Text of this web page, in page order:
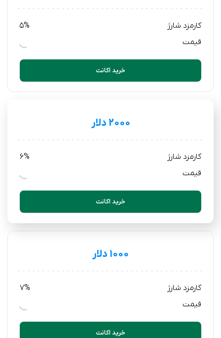
۱۰۰۰ دلار
کارمزد شارژ
7%
قیمت
خرید اکانت
۲۰۰۰ دلار
کارمزد شارژ
6%
قیمت
خرید اکانت
کارمزد شارژ
5%
قیمت
خرید اکانت